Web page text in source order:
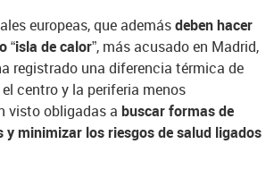
europeas, que ademásdeben hacer
“isla de calor”, más acusado en Madrid,
registrado una diferencia térmica de
centro y la periferia menos
visto obligadas a buscar formas de
y minimizar los riesgos de salud ligados